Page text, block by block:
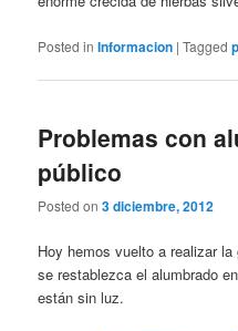
Posted in Informacion |Tagged
Problemas con
público
Posted on3 diciembre, 2012
Hoy hemos vuelto a realizar
se restablezca el alumbrado
están sin luz.